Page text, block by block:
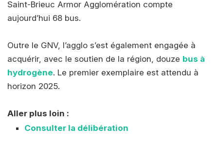
Saint-Brieuc Armor Agglomération compte
aujourd’hui 68 bus.
Outre le GNV, l’agglo s’est également engagée à
acquérir, avec le soutien de la région, douze bus à
hydrogène. Le premier exemplaire est attendu à
horizon 2025.
Aller plus loin :
Consulter la délibération